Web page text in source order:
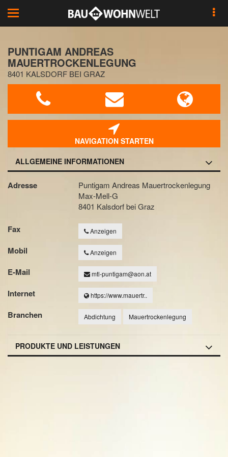
Toggle
navigation
PUNTIGAM ANDREAS
MAUERTROCKENLEGUNG
8401 KALSDORF BEI GRAZ
NAVIGATION STARTEN
ALLGEMEINE INFORMATIONEN
Adresse
Puntigam Andreas Mauertrockenlegung
Max-Mell-G
8401 Kalsdorf bei Graz
Fax Anzeigen
Mobil Anzeigen
E-Mail mtl-puntigam@aon.at
Internet https://www.mauertr..
Branchen Abdichtung Mauertrockenlegung
PRODUKTE UND LEISTUNGEN